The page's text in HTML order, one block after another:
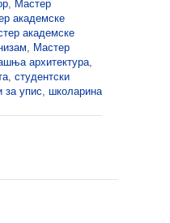
, Мастер
академске
академске
, Мастер
архитектура,
, студентски
за упис, школарина